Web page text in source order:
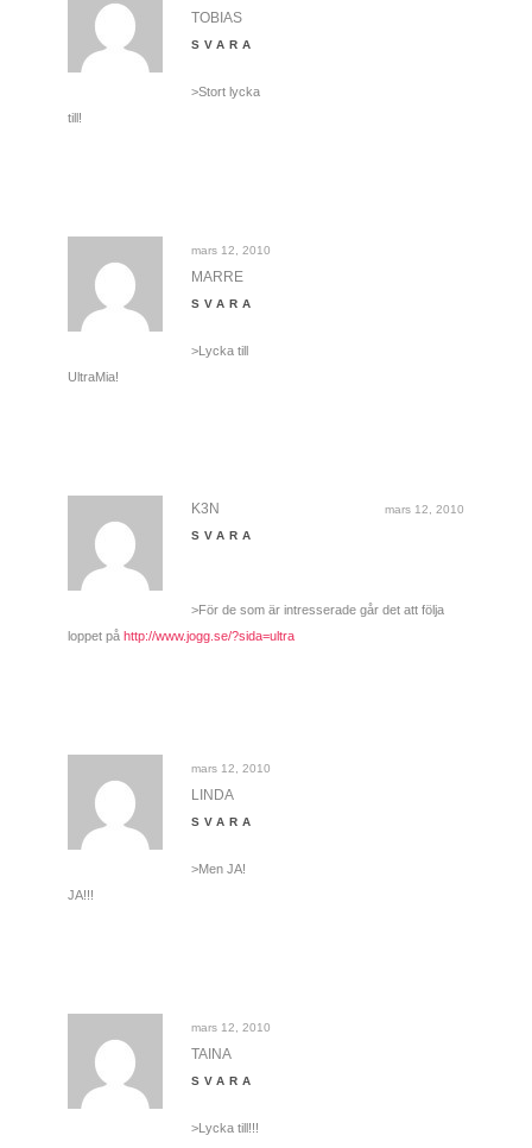
TOBIAS
SVARA
>Stort lycka
till!
mars 12, 2010
MARRE
SVARA
>Lycka till
UltraMia!
mars 12, 2010
K3N
SVARA
>För de som är intresserade går det att följa
loppet på http://www.jogg.se/?sida=ultra
mars 12, 2010
LINDA
SVARA
>Men JA!
JA!!!
mars 12, 2010
TAINA
SVARA
>Lycka till!!!